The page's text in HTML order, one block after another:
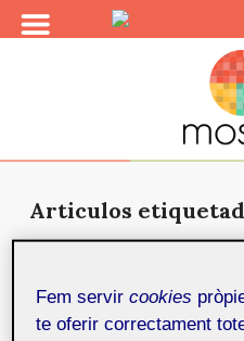
Articulos
Minim
4
Artículo que explica los
librería de sonido de
Fem servircookies
te oferir correctament